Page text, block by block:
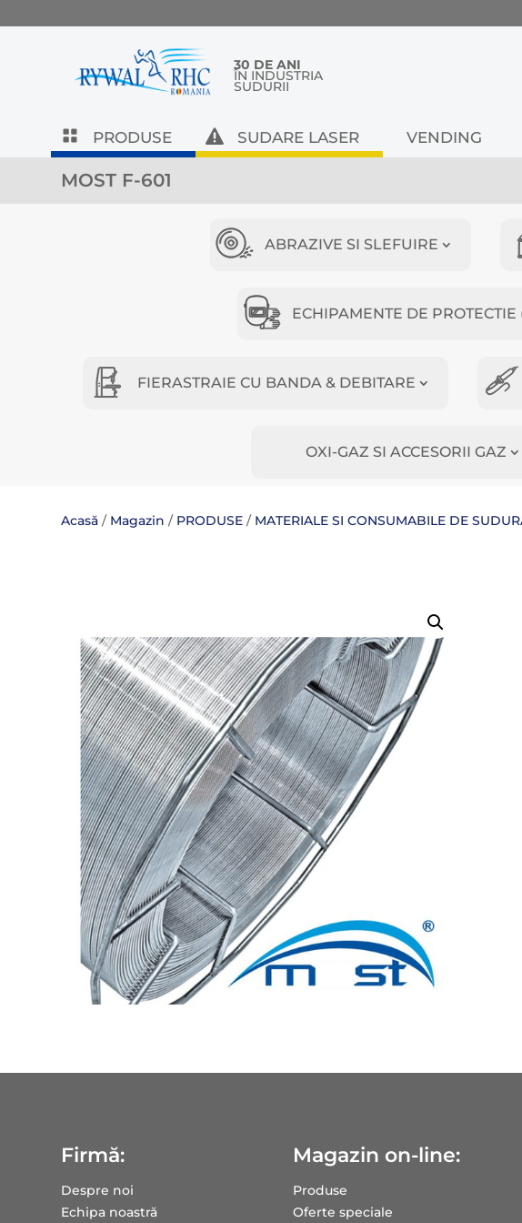
30 DE ANI
ÎN INDUSTRIA
SUDURII
PRODUSE SUDARE LASER VENDING
MOST F-601
ABRAZIVE SI SLEFUIRE
ECHIPAMENTE DE PROTECTIE
FIERASTRAIE CU BANDA & DEBITARE
OXI-GAZ SI ACCESORII GAZ
Acasă / Magazin / PRODUSE / MATERIALE SI CONSUMABILE DE
Firmă:
Despre noi
Echipa noastră
Magazin on-line:
Produse
Oferte speciale